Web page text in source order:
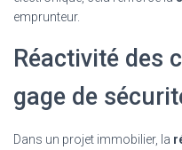
emprunteur.
Réactivité des
gage de
Dans un projet immobilier, la